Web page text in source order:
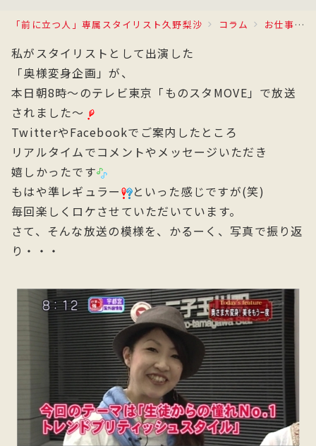
「前に立つ人」専属スタイリスト久野梨沙 コラム お仕事日記
私がスタイリストとして出演した
「奥様変身企画」が、
本日朝8時～のテレビ東京「ものスタMOVE」で放送
されました～
TwitterやFacebookでご案内したところ
リアルタイムでコメントやメッセージいただき
嬉しかったです
もはや準レギュラー
といった感じですが(笑)
毎回楽しくロケさせていただいています。
さて、そんな放送の模様を、かるーく、写真で振り返
り・・・